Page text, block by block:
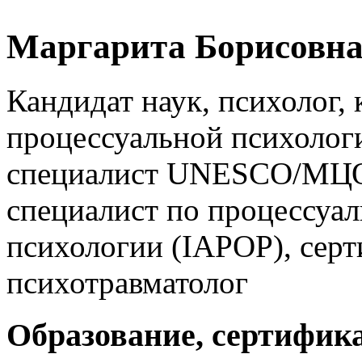
Маргарита
Кандидат наук, психолог,
процессуальной
специалист UNESCO/
специалист по
психологии (IAPOP),
психотравматолог
Образование,